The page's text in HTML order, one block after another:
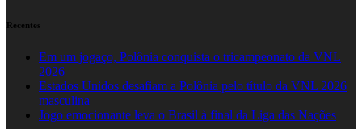
Recentes
Em um jogaço, Polônia conquista o tricampeonato da VNL
2026
Estados Unidos desafiam a Polônia pelo título da VNL 2026
masculina
Jogo emocionante leva o Brasil à final da Liga das Nações